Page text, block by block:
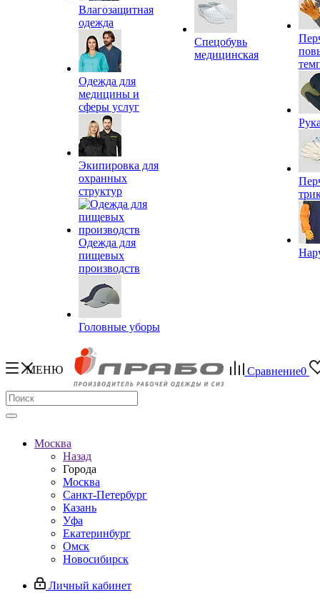
Влагозащитная
одежда
Одежда для
медицины и
сферы услуг
Экипировка для
охранных
структур
Одежда для
пищевых
производств
Головные уборы
Спецобувь
медицинская
МЕНЮ Сравнение0
Москва
Назад
Города
Москва
Санкт-Петербург
Казань
Уфа
Екатеринбург
Омск
Новосибирск
Личный кабинет